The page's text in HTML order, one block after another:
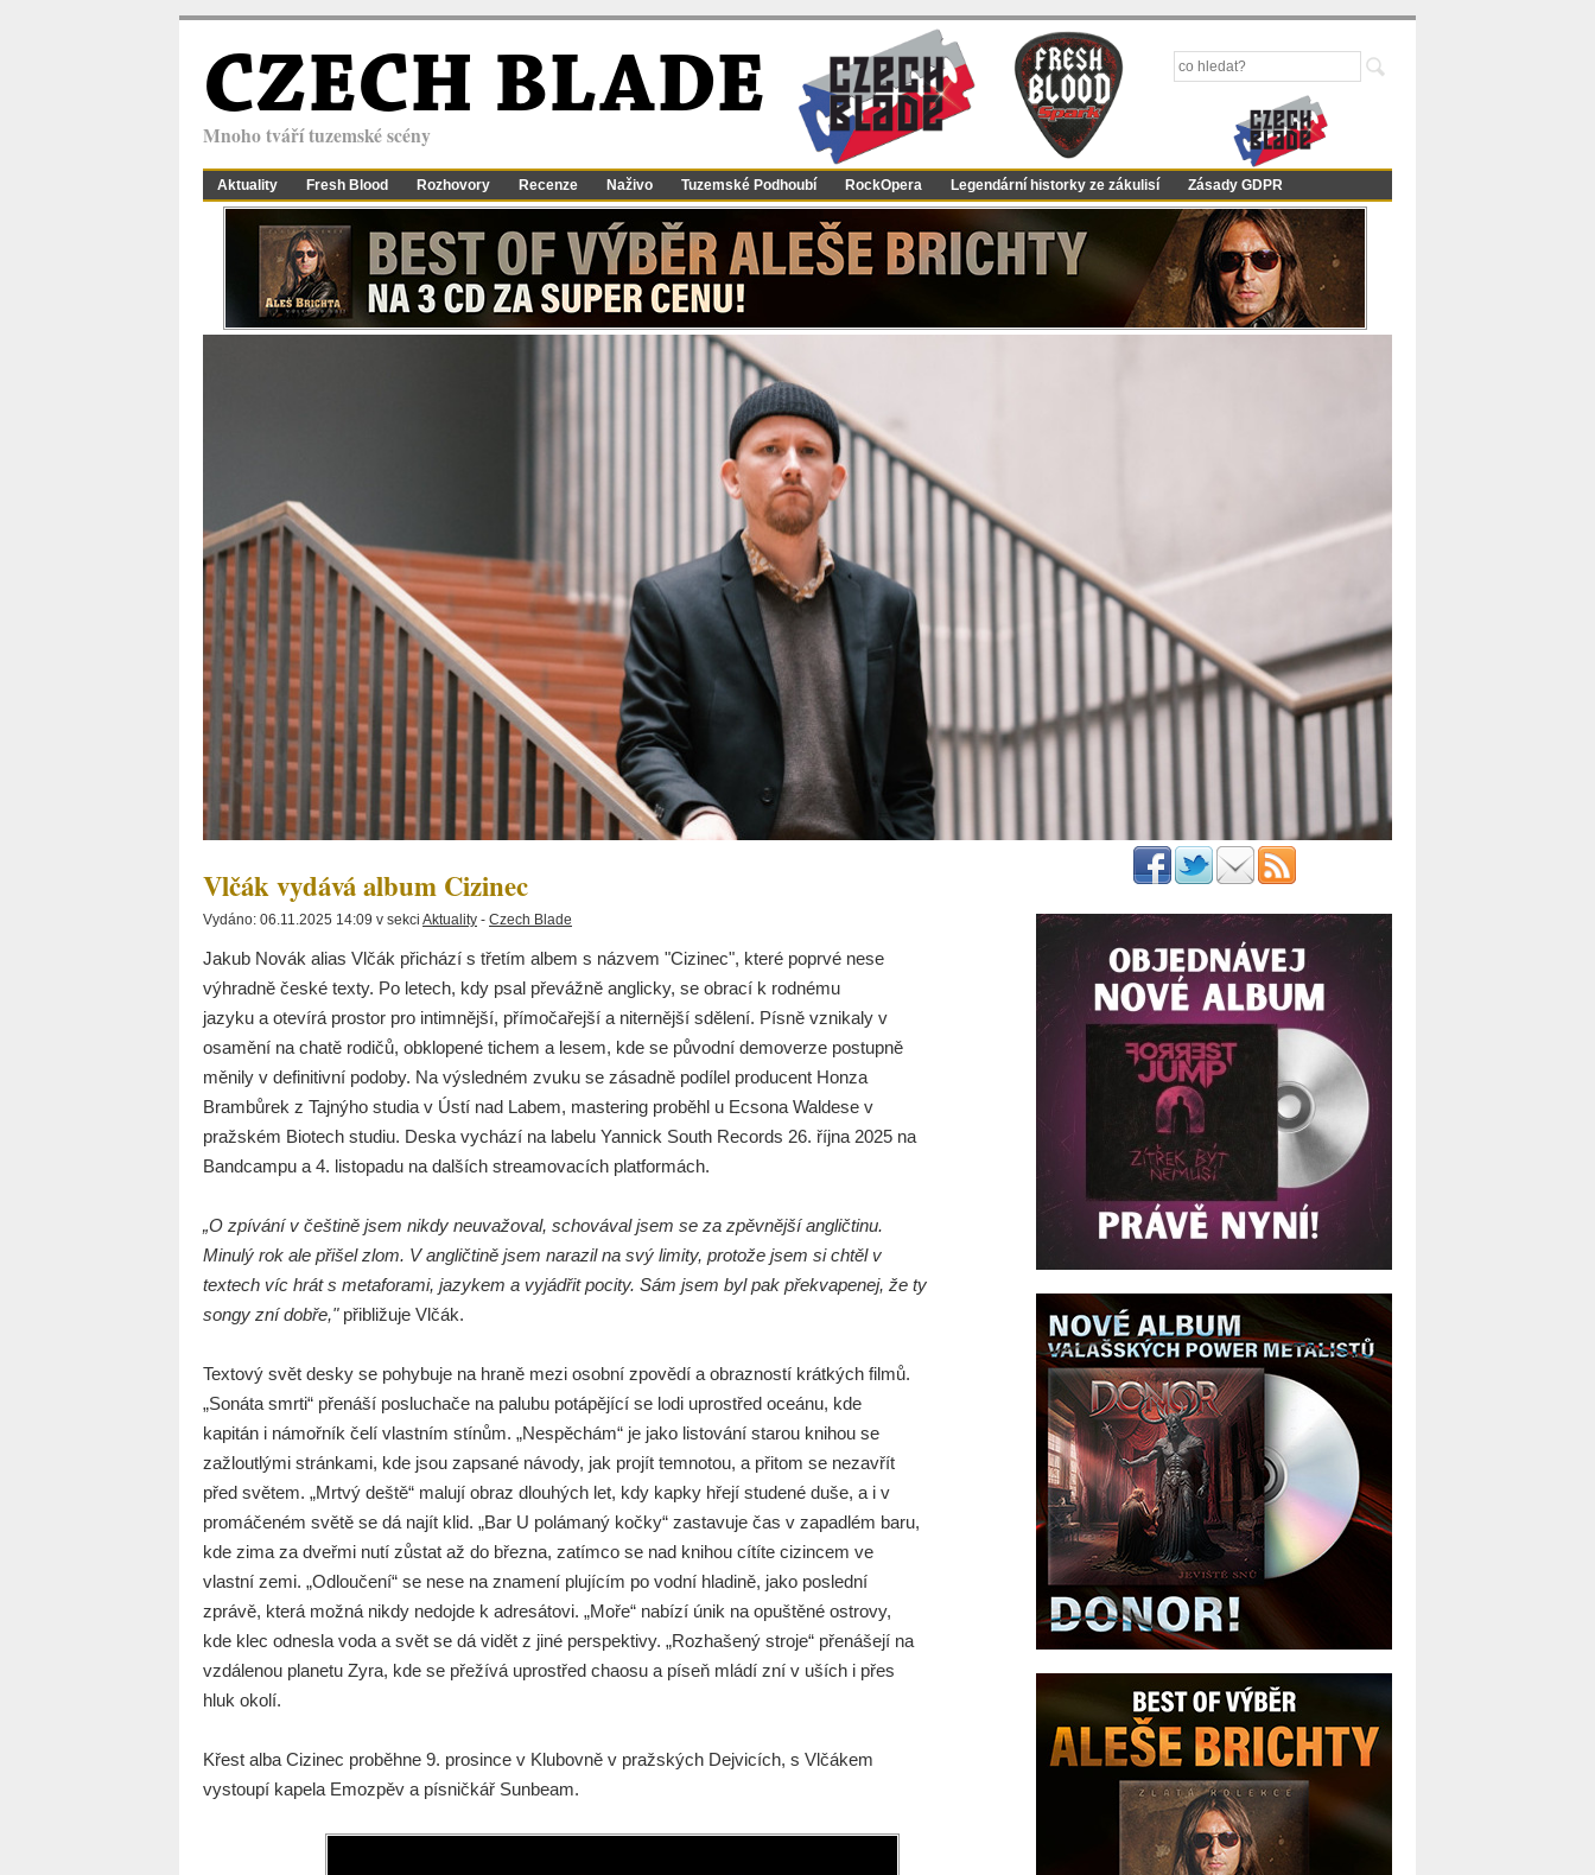
CZECH BLADE
Mnoho tváří tuzemské scény
Aktuality Fresh Blood Rozhovory Recenze Naživo Tuzemské Podhoubí RockOpera Legendární historky ze zákulisí Zásady GDPR
Vlčák vydává album Cizinec
Vydáno: 06.11.2025 14:09 v sekci Aktuality - Czech Blade
Jakub Novák alias Vlčák přichází s třetím albem s názvem "Cizinec", které poprvé nese
výhradně české texty. Po letech, kdy psal převážně anglicky, se obrací k rodnému
jazyku a otevírá prostor pro intimnější, přímočařejší a niternější sdělení. Písně vznikaly v
osamění na chatě rodičů, obklopené tichem a lesem, kde se původní demoverze postupně
měnily v definitivní podoby. Na výsledném zvuku se zásadně podílel producent Honza
Brambůrek z Tajnýho studia v Ústí nad Labem, mastering proběhl u Ecsona Waldese v
pražském Biotech studiu. Deska vychází na labelu Yannick South Records 26. října 2025 na
Bandcampu a 4. listopadu na dalších streamovacích platformách.
„O zpívání v češtině jsem nikdy neuvažoval, schovával jsem se za zpěvnější angličtinu.
Minulý rok ale přišel zlom. V angličtině jsem narazil na svý limity, protože jsem si chtěl v
textech víc hrát s metaforami, jazykem a vyjádřit pocity. Sám jsem byl pak překvapenej, že ty
songy zní dobře,"přibližuje Vlčák.
Textový svět desky se pohybuje na hraně mezi osobní zpovědí a obrazností krátkých filmů.
„Sonáta smrti“ přenáší posluchače na palubu potápějící se lodi uprostřed oceánu, kde
kapitán i námořník čelí vlastním stínům. „Nespěchám“ je jako listování starou knihou se
zažloutlými stránkami, kde jsou zapsané návody, jak projít temnotou, a přitom se nezavřít
před světem. „Mrtvý deště“ malují obraz dlouhých let, kdy kapky hřejí studené duše, a i v
promáčeném světě se dá najít klid. „Bar U polámaný kočky“ zastavuje čas v zapadlém baru,
kde zima za dveřmi nutí zůstat až do března, zatímco se nad knihou cítíte cizincem ve
vlastní zemi. „Odloučení“ se nese na znamení plujícím po vodní hladině, jako poslední
zprávě, která možná nikdy nedojde k adresátovi. „Moře“ nabízí únik na opuštěné ostrovy,
kde klec odnesla voda a svět se dá vidět z jiné perspektivy. „Rozhašený stroje“ přenášejí na
vzdálenou planetu Zyra, kde se přežívá uprostřed chaosu a píseň mládí zní v uších i přes
hluk okolí.
Křest alba Cizinec proběhne 9. prosince v Klubovně v pražských Dejvicích, s Vlčákem
vystoupí kapela Emozpěv a písničkář Sunbeam.